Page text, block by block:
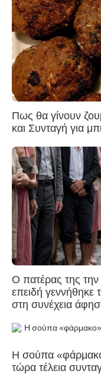
Πως θα γίνουν
και Συνταγή για
Ο πατέρας της την
επειδή γεννήθηκε
στη συνέχεια
Η σούπα
τώρα τέλεια